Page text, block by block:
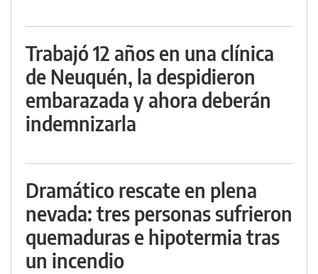
Trabajó 12 años en una clínica
de Neuquén, la despidieron
embarazada y ahora deberán
indemnizarla
Dramático rescate en plena
nevada: tres personas sufrieron
quemaduras e hipotermia tras
un incendio